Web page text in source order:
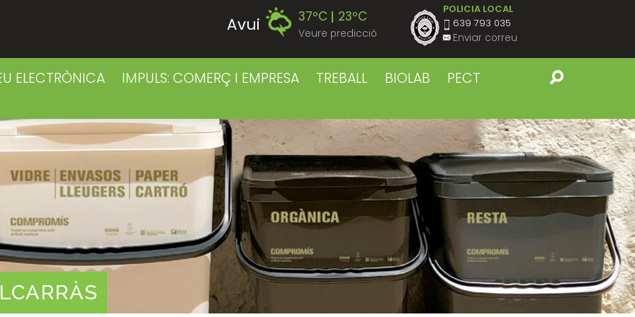
Avui 37ºC 23ºC
Veure predicció
Divendres 40ºC 23ºC
Diumenge 23ºC
Dilluns 38ºC 23ºC
Dimarts 39ºC 22ºC
Dimecres 39ºC 23ºC
POLICIA LOCAL
639 793 035
Enviar correu
ELECTRÒNICA IMPULS: COMERÇ I EMPRESA TREBALL BIOLAB
PECT